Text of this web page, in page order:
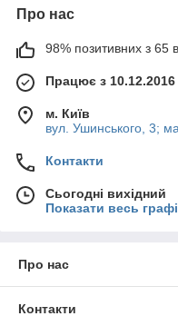
Про нас
98% позитивних з 65
Працює з 10.12.2016
м. Київ
вул. Ушинського, 3;
Контакти
Сьогодні вихідний
Показати весь
Про нас
Контакти